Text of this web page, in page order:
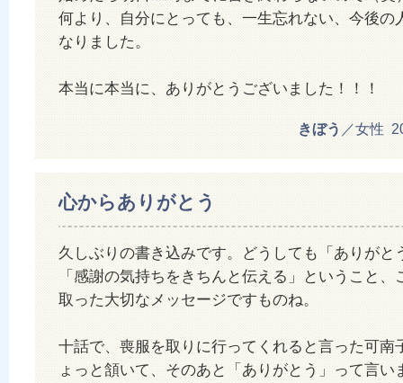
何より、自分にとっても、一生忘れない、今後の
なりました。
本当に本当に、ありがとうございました！！！
きぼう ／女性
心からありがとう
久しぶりの書き込みです。どうしても「ありがと
「感謝の気持ちをきちんと伝える」ということ
取った大切なメッセージですものね。
十話で、喪服を取りに行ってくれると言った可南
ょっと頷いて、そのあと「ありがとう」って言い